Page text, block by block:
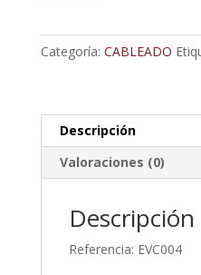
Longitud
Categoría: CABLEADO
Descripción
Valoraciones (0)
Descripción
Referencia: EVC004